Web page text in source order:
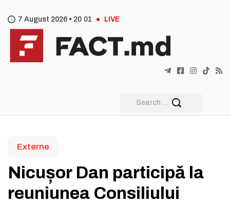
7 August 2026 • 20 01 LIVE
Externe
Nicușor Dan participă la
reuniunea Consiliului